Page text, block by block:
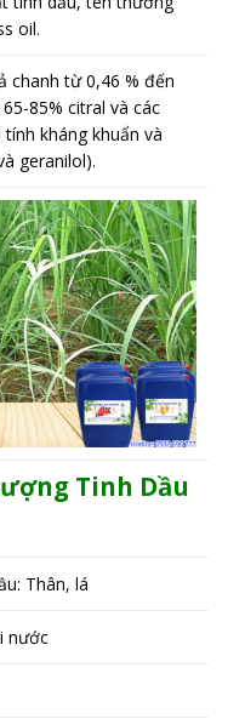
oil.
chanh từ 0,46 % đến
85% citral và các
kháng khuẩn và
geranilol).
Tinh Dầu
Thân, lá
nước